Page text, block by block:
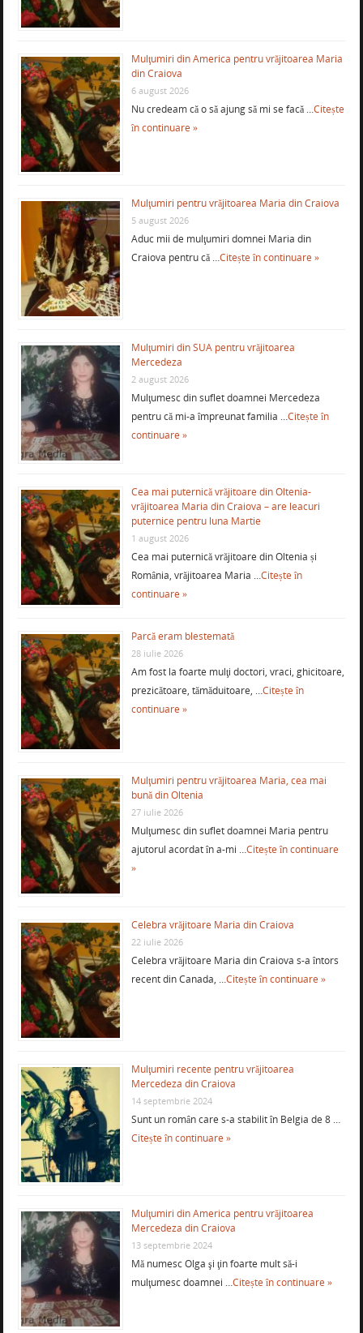
Mulţumiri din America pentru vrăjitoarea Maria
din Craiova
6 august 2026
Nu credeam că o să ajung să mi se facă …Citește
în continuare »
Mulţumiri pentru vrăjitoarea Maria din Craiova
5 august 2026
Aduc mii de mulţumiri domnei Maria din
Craiova pentru că …Citește în continuare »
Mulţumiri din SUA pentru vrăjitoarea
Mercedeza
2 august 2026
Mulţumesc din suflet doamnei Mercedeza
pentru că mi-a împreunat familia …Citește în
continuare »
Cea mai puternică vrăjitoare din Oltenia-
vrăjitoarea Maria din Craiova – are leacuri
puternice pentru luna Martie
1 august 2026
Cea mai puternică vrăjitoare din Oltenia și
România, vrăjitoarea Maria …Citește în
continuare »
Parcă eram blestemată
28 iulie 2026
Am fost la foarte mulţi doctori, vraci, ghicitoare,
prezicătoare, tămăduitoare, …Citește în
continuare »
Mulţumiri pentru vrăjitoarea Maria, cea mai
bună din Oltenia
27 iulie 2026
Mulţumesc din suflet doamnei Maria pentru
ajutorul acordat în a-mi …Citește în continuare
»
Celebra vrăjitoare Maria din Craiova
22 iulie 2026
Celebra vrăjitoare Maria din Craiova s-a întors
recent din Canada, …Citește în continuare »
Mulţumiri recente pentru vrăjitoarea
Mercedeza din Craiova
14 septembrie 2024
Sunt un român care s-a stabilit în Belgia de 8 …
Citește în continuare »
Mulţumiri din America pentru vrăjitoarea
Mercedeza din Craiova
13 septembrie 2024
Mă numesc Olga şi ţin foarte mult să-i
mulţumesc doamnei …Citește în continuare »